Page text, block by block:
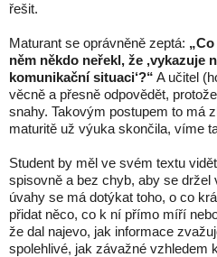
řešit.
Maturant se oprávněně zeptá:
něm někdo neřekl, že ,vykazuje
komunikační situaci‘?“ A učitel
věcně a přesně odpovědět,
snahy. Takovým postupem to má
maturitě už výuka skončila, víme
Student by měl ve svém textu
spisovně a bez chyb, aby se
úvahy se má dotýkat toho, o co
přidat něco, co k ní přímo míří
že dal najevo, jak informace
spolehlivé, jak závažné vzhledem